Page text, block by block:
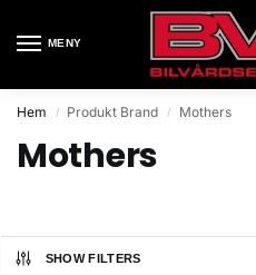
MENY
Hem / Produkt Brand / Mothers
Mothers
SHOW FILTERS